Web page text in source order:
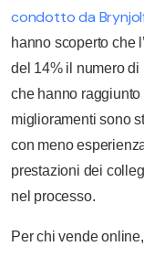
condotto da
hanno scoperto che
del 14% il numero di
che hanno raggiunto
miglioramenti sono
con meno
prestazioni dei
nel processo.
Per chi vende